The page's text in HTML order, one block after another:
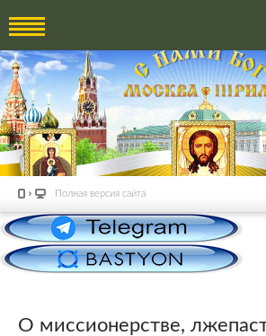
Полная версия сайта
О миссионерстве,